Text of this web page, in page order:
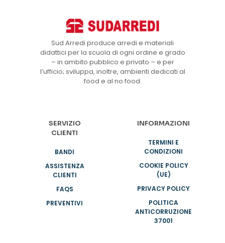
Sud Arredi produce arredi e materiali
didattici per la scuola di ogni ordine e grado
– in ambito pubblico e privato – e per
l’ufficio; sviluppa, inoltre, ambienti dedicati al
food e al no food.
SERVIZIO
CLIENTI
BANDI
ASSISTENZA
CLIENTI
FAQS
PREVENTIVI
INFORMAZIONI
TERMINI E
CONDIZIONI
COOKIE POLICY
(UE)
PRIVACY POLICY
POLITICA
ANTICORRUZIONE
37001